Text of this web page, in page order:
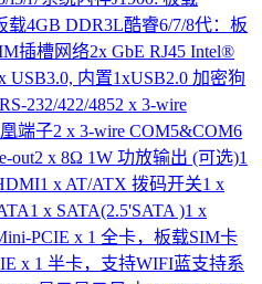
4GB DDR3L酷睿6/7/8代：板
插槽网络2x GbE RJ45 Intel®
USB3.0, 内置1xUSB2.0 加密狗
232/422/4852 x 3-wire
端子2 x 3-wire COM5&COM6
out2 x 8Ω 1W 功放输出 (可选)1
x AT/ATX 拨码开关1 x
x SATA(2.5'SATA )1 x
PCIE x 1 全卡，板载SIM卡
x 1 半卡，支持WIFI蓝支持系